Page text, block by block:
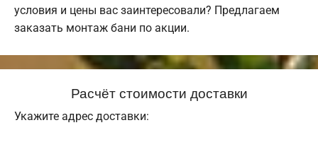
условия и цены вас заинтересовали? Предлагаем
заказать монтаж бани по акции.
Расчёт стоимости доставки
Укажите адрес доставки: